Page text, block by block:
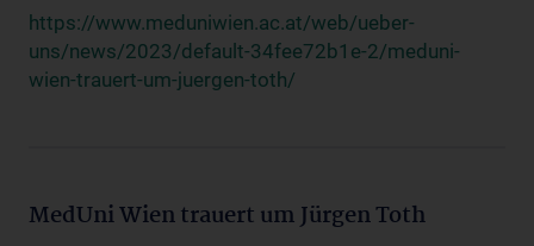
https://www.meduniwien.ac.at/web/ueber-
uns/news/2023/default-34fee72b1e-2/meduni-
wien-trauert-um-juergen-toth/
MedUni Wien trauert um Jürgen Toth